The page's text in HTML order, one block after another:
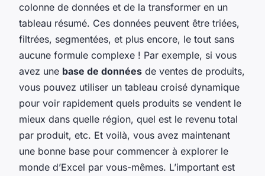
colonne de données et de la transformer en un
tableau résumé. Ces données peuvent être triées,
filtrées, segmentées, et plus encore, le tout sans
aucune formule complexe ! Par exemple, si vous
avez une base de données de ventes de produits,
vous pouvez utiliser un tableau croisé dynamique
pour voir rapidement quels produits se vendent le
mieux dans quelle région, quel est le revenu total
par produit, etc. Et voilà, vous avez maintenant
une bonne base pour commencer à explorer le
monde d’Excel par vous-mêmes. L’important est